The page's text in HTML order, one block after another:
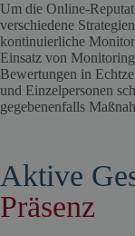
Um die Online-
verschiedene
kontinuierliche
Einsatz von
Bewertungen in
und Einzelpersonen
gegebenenfalls
Aktive
Präsenz